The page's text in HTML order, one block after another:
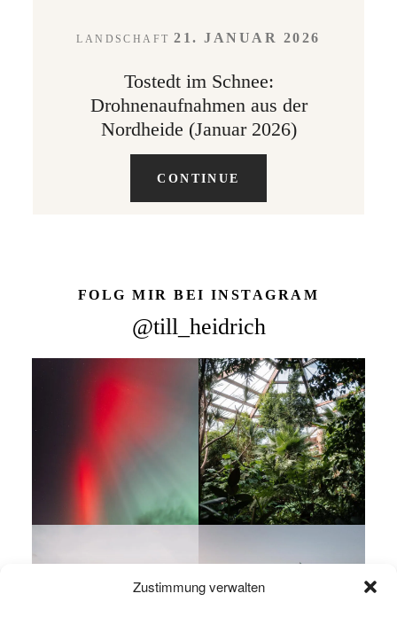
Zustimmung verwalten
LANDSCHAFT 21. JANUAR 2026
Tostedt im Schnee:
Drohnenaufnahmen aus der
Nordheide (Januar 2026)
CONTINUE
FOLG MIR BEI INSTAGRAM
@till_heidrich